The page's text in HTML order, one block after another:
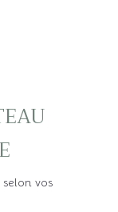
vos